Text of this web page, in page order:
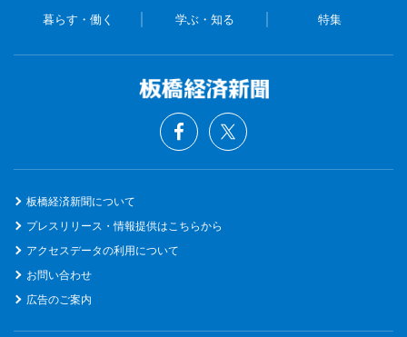
暮らす・働く 学ぶ・知る 特集
板橋経済新聞について
プレスリリース・情報提供はこちらから
アクセスデータの利用について
お問い合わせ
広告のご案内